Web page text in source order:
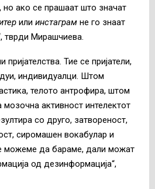
но ако се прашаат што значат
или инстаграм не го знаат
тврди Мирашчиева.
пријателства. Тие се пријатели,
индивидуалци. Штом
телото антрофира, штом
мозочна активност интелектот
со друго, затвореност,
сиромашен вокабулар и
можеме да бараме, дали можат
од дезинформација“,